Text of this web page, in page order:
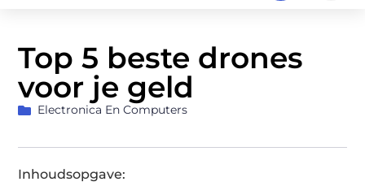
Top 5 beste drones
voor je geld
Electronica En Computers
Inhoudsopgave: